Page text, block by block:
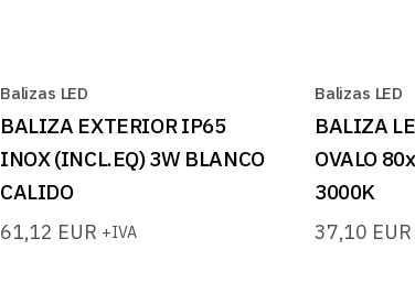
Balizas LED
BALIZA EXTERIOR IP65
INOX (INCL.EQ) 3W BLANCO
CALIDO
61,12 EUR +IVA
Balizas LED
BALIZA
OVALO
3000K
37,10 EUR